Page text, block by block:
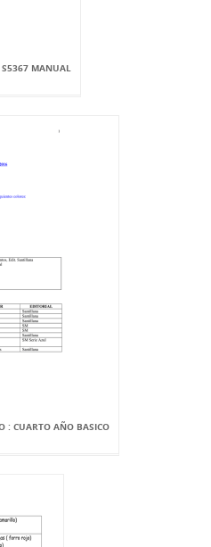
S5367 MANUAL
: CUARTO AÑO BASICO